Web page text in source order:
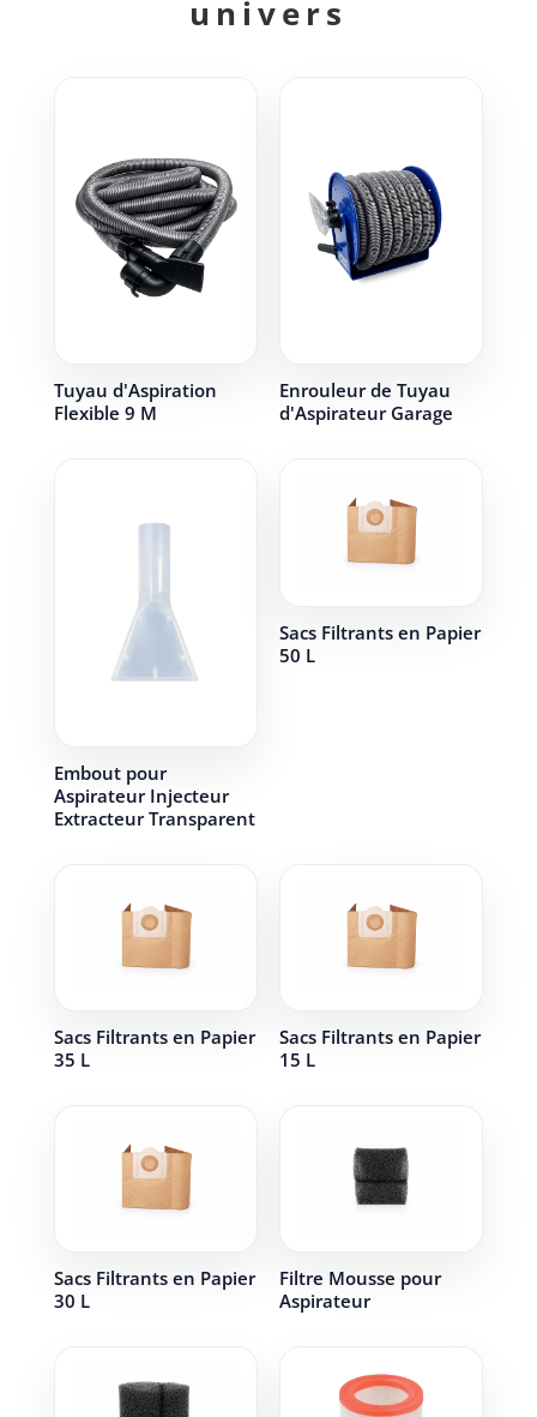
univers
Tuyau d'Aspiration
Flexible 9 M
Enrouleur de Tuyau
d'Aspirateur Garage
Embout pour
Aspirateur Injecteur
Extracteur Transparent
Sacs Filtrants en Papier
50 L
Sacs Filtrants en Papier
35 L
Sacs Filtrants en Papier
15 L
Sacs Filtrants en Papier
30 L
Filtre Mousse pour
Aspirateur